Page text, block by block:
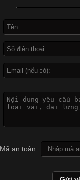
Không chỉ xuất hiện
được ứng dụng rộng
biệt là các sản phẩm
Cập
In Chuyển Nhiệt Là
May Mặc Trong
hình ảnh sắc nét và
Mã an toàn